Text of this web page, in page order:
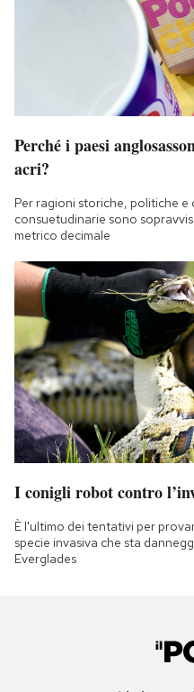
Perché i paesi
acri?
Per ragioni storiche, politiche
consuetudinarie sono
metrico decimale
I conigli robot contro
È l'ultimo dei tentativi per
specie invasiva che sta
Everglades